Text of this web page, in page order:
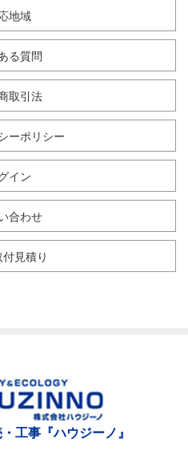
地域
る質問
取引法
ーポリシー
イン
合わせ
見積り
工事『ハウジーノ』